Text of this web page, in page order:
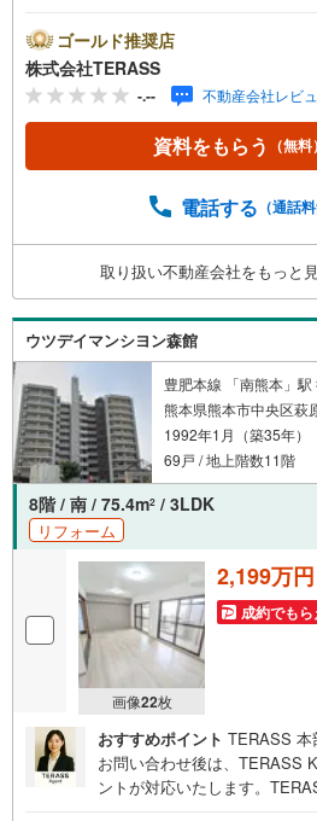
合）・がん100％保障団信が【
能！・頭金0円でも可能！・諸
は融資可能！※2026年8月現在
する、快適な住環境◎■浴室乾
されずに洗濯物を乾かせます
交換:キッチン/浴室/洗面台/防
ンサーライト/ダウンライト/
ゴールド推奨店
株式会社TERASS
-.-- 不動産会社レビ
資料をもらう （無料）
電話する （通話
取り扱い不動産会社をもっと
ウツデイマンシヨン森館
豊肥本線 「南熊本」駅
熊本県熊本市中央区萩
1992年1月（築35年）
69戸 / 地上階数11階
8階 / 南 / 75.4m2 / 3LDK
リフォーム
画像22枚
2,199万円
成約でもら
おすすめポイント TERASS 本
お問い合わせ後は、TERASS
ントが対応いたします。